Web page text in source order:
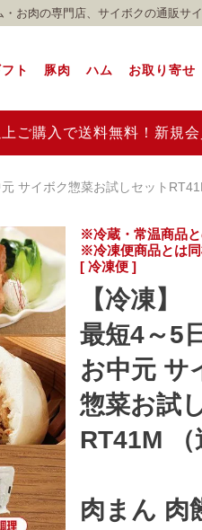
お肉の専門店、サイボクの通販サ
ト 豚肉 ハム お取り寄せ
ご購入で送料無料！新規
元 サイボク惣菜お試しセット
※冷蔵・常温商品
※冷凍便商品とは
[ 冷凍便 ]
【冷凍】
最短4～5
お中元 サ
惣菜お試
RT41M （
肉まん 肉